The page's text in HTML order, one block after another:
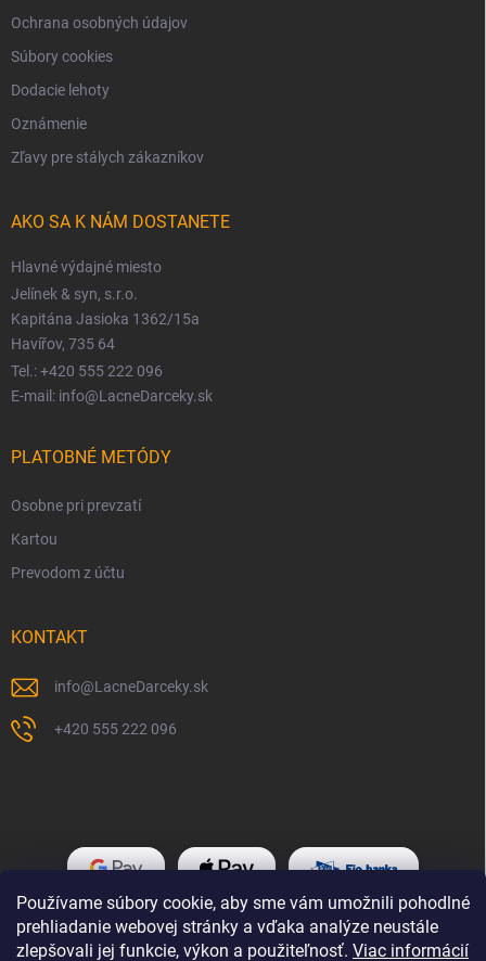
Používame súbory cookie, aby sme vám umožnili pohodlné
prehliadanie webovej stránky a vďaka analýze neustále
zlepšovali jej funkcie, výkon a použiteľnosť. Viac informácií
Ochrana osobných údajov
Súbory cookies
Dodacie lehoty
Oznámenie
Zľavy pre stálych zákazníkov
AKO SA K NÁM DOSTANETE
Hlavné výdajné miesto
Jelínek & syn, s.r.o.
Kapitána Jasioka 1362/15a
Havířov, 735 64
Tel.: +420 555 222 096
E-mail: info@LacneDarceky.sk
PLATOBNÉ METÓDY
Osobne pri prevzatí
Kartou
Prevodom z účtu
KONTAKT
info@LacneDarceky.sk
+420 555 222 096